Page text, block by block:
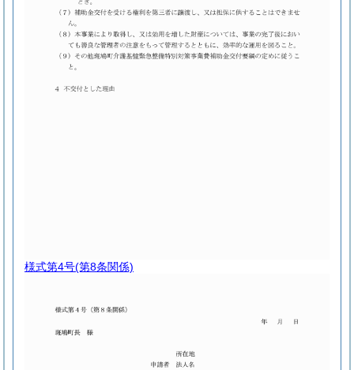
様式第4号(第8条関係)